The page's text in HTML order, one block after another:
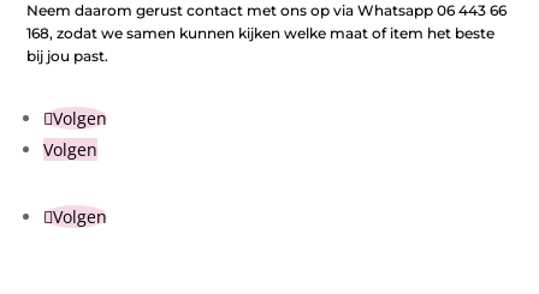
Neem daarom gerust contact met ons op via Whatsapp 06 443 66
168, zodat we samen kunnen kijken welke maat of item het beste
bij jou past.
Volgen
Volgen
Volgen